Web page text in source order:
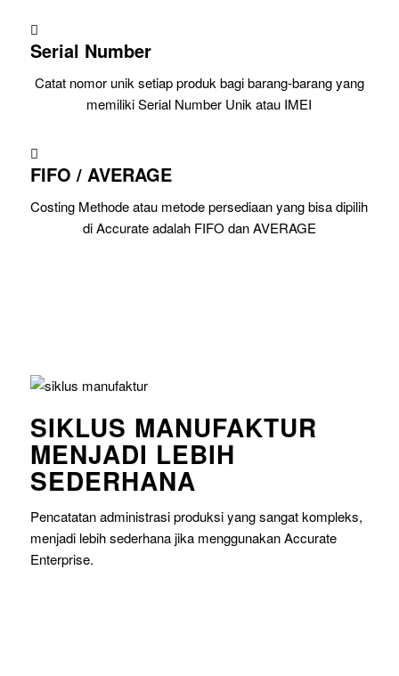
Serial Number
Catat nomor unik setiap produk bagi barang-barang yang
memiliki Serial Number Unik atau IMEI
FIFO / AVERAGE
Costing Methode atau metode persediaan yang bisa dipilih
di Accurate adalah FIFO dan AVERAGE
SIKLUS MANUFAKTUR
MENJADI LEBIH
SEDERHANA
Pencatatan administrasi produksi yang sangat kompleks,
menjadi lebih sederhana jika menggunakan Accurate
Enterprise.